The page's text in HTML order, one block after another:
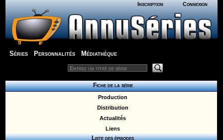
Inscription Connexion
Séries Personnalités Médiathèque
Fiche de la série
Production
Distribution
Actualités
Liens
Liste des épisodes